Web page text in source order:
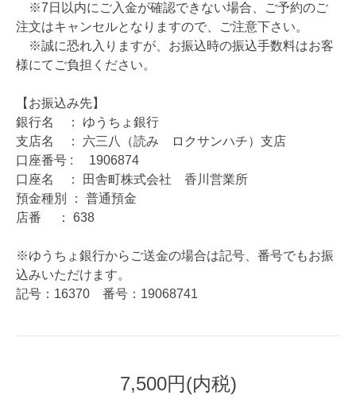
※7日以内にご入金が確認できない場合、ご予約のご
注文はキャンセルとなりますので、ご注意下さい。
※誠に恐れ入りますが、お振込時の振込手数料はお客
様にてご負担ください。
【お振込み先】
銀行名 ： ゆうちょ銀行
支店名 ： 六三八（読み ロクサンハチ）支店
口座番号 : 1906874
口座名 ： 田舎町株式会社 香川営業所
預金種別 ： 普通預金
店番 ： 638
※ゆうちょ銀行からご送金の場合は記号、番号でもお振
込みいただけます。
記号：16370 番号：19068741
7,500円(内税)